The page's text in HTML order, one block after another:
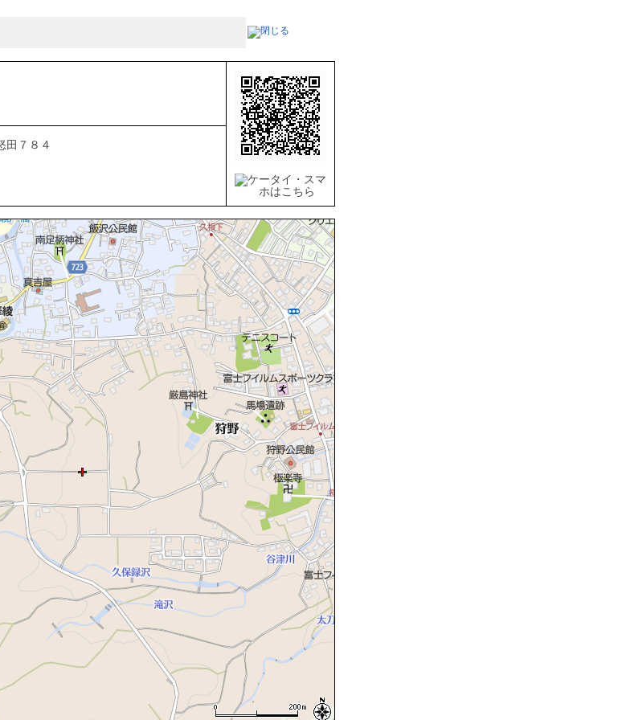
田７８４